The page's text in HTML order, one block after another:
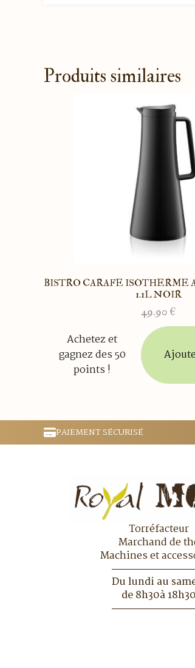
Produits similaires
BISTRO CARAFE
1.1L NOIR
49.90 €
Achetez et
gagnez des 50
points !
PAIEMENT SÉCURISÉ
Torréfacteur
Marchand de
Machines et
Du lundi au
de 8h30à 18h30